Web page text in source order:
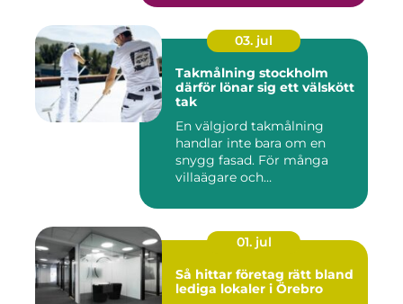
03. jul
Takmålning stockholm
därför lönar sig ett välskött
tak
En välgjord takmålning
handlar inte bara om en
snygg fasad. För många
villaägare och
01. jul
Så hittar företag rätt bland
lediga lokaler i Örebro